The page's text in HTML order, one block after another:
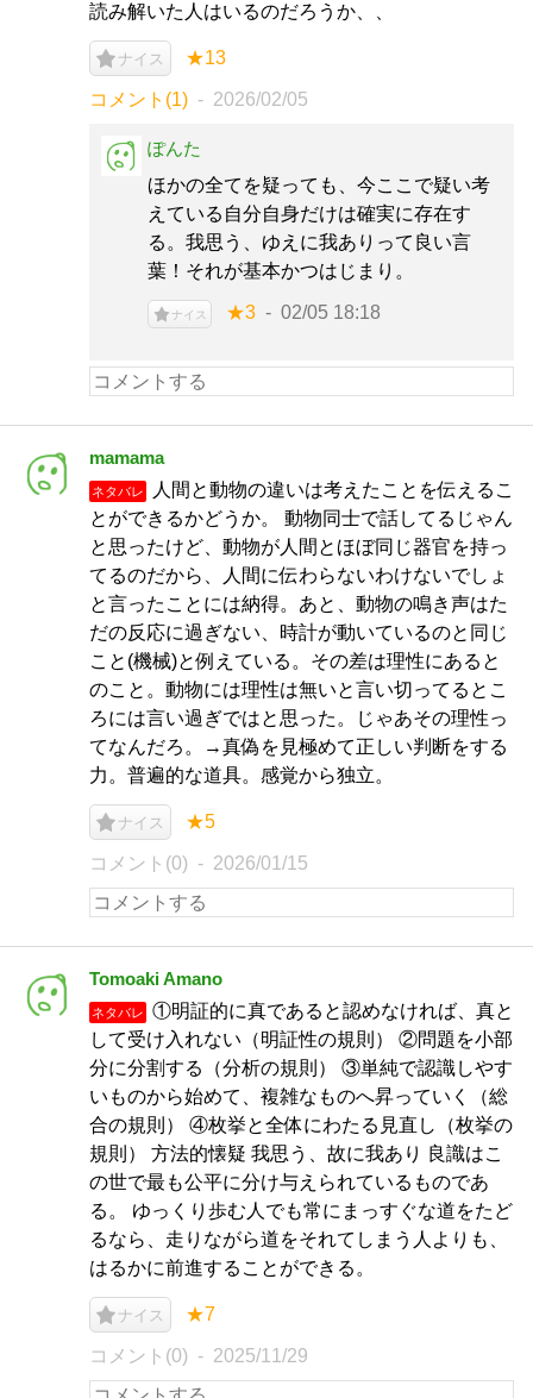
読み解いた人はいるのだろうか、、
ナイス ★13
コメント(1) 2026/02/05
ぽんた
ほかの全てを疑っても、今ここで疑い考
えている自分自身だけは確実に存在す
る。我思う、ゆえに我ありって良い言
葉！それが基本かつはじまり。
ナイス ★3 02/05 18:18
mamama
ネタバレ
人間と動物の違いは考えたことを伝えるこ
とができるかどうか。 動物同士で話してるじゃん
と思ったけど、動物が人間とほぼ同じ器官を持っ
てるのだから、人間に伝わらないわけないでしょ
と言ったことには納得。あと、動物の鳴き声はた
だの反応に過ぎない、時計が動いているのと同じ
こと(機械)と例えている。その差は理性にあると
のこと。動物には理性は無いと言い切ってるとこ
ろには言い過ぎではと思った。じゃあその理性っ
てなんだろ。→真偽を見極めて正しい判断をする
力。普遍的な道具。感覚から独立。
ナイス ★5
コメント(0) 2026/01/15
Tomoaki Amano
ネタバレ
①明証的に真であると認めなければ、真と
して受け入れない（明証性の規則） ②問題を小部
分に分割する（分析の規則） ③単純で認識しやす
いものから始めて、複雑なものへ昇っていく（総
合の規則） ④枚挙と全体にわたる見直し（枚挙の
規則） 方法的懐疑 我思う、故に我あり 良識はこ
の世で最も公平に分け与えられているものであ
る。 ゆっくり歩む人でも常にまっすぐな道をたど
るなら、走りながら道をそれてしまう人よりも、
はるかに前進することができる。
ナイス ★7
コメント(0) 2025/11/29